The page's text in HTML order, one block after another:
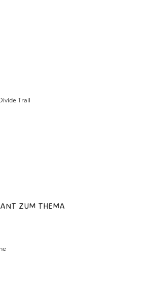
Trail
ZUM THEMA